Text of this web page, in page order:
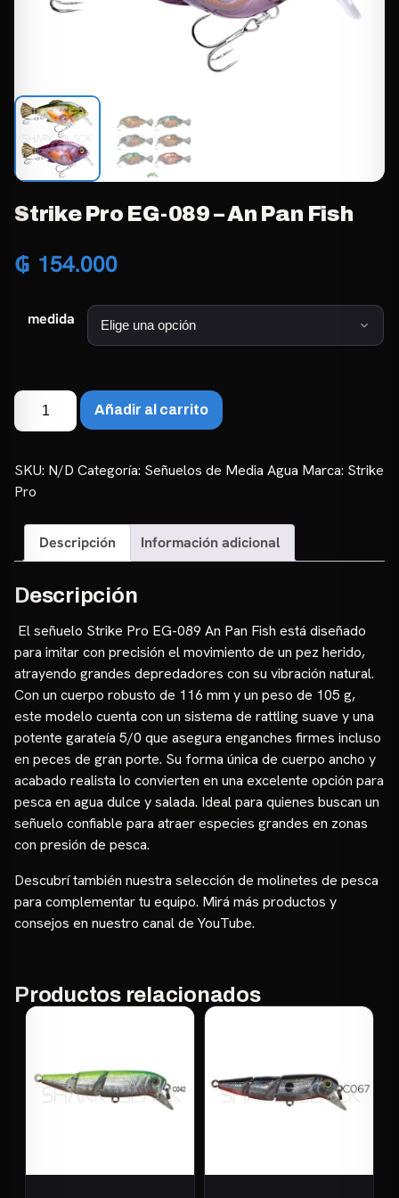
Strike Pro EG-089 – An Pan Fish
₲ 154.000
medida
Strike
Pro
089
–
Pan
Añadir al carrito
SKU: N/D Categoría: Señuelos de Media Agua Marca: Strike
Pro
Descripción Información adicional
Descripción
El señuelo Strike Pro EG-089 An Pan Fish está diseñado
para imitar con precisión el movimiento de un pez herido,
atrayendo grandes depredadores con su vibración natural.
Con un cuerpo robusto de 116 mm y un peso de 105 g,
este modelo cuenta con un sistema de rattling suave y una
potente garateía 5/0 que asegura enganches firmes incluso
en peces de gran porte. Su forma única de cuerpo ancho y
acabado realista lo convierten en una excelente opción para
pesca en agua dulce y salada. Ideal para quienes buscan un
señuelo confiable para atraer especies grandes en zonas
con presión de pesca.
Descubrí también nuestra selección de molinetes de pesca
para complementar tu equipo. Mirá más productos y
consejos en nuestro canal de YouTube.
Productos relacionados